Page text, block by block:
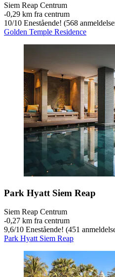
Siem Reap Centrum
‐0,29 km fra centrum
10/10 Enestående! (568
Golden Temple Residence
Park Hyatt Siem Reap
Siem Reap Centrum
‐0,27 km fra centrum
9,6/10 Enestående! (451
Park Hyatt Siem Reap